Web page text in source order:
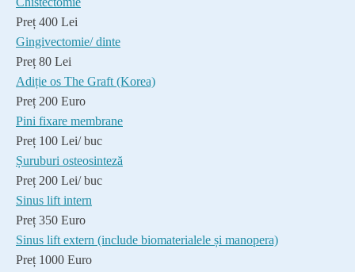
Preț 400 Lei
Gingivectomie/ dinte
Preț 80 Lei
Adiție os The Graft (Korea)
Preț 200 Euro
Pini fixare membrane
Preț 100 Lei/ buc
Șuruburi osteosinteză
Preț 200 Lei/ buc
Sinus lift intern
Preț 350 Euro
Sinus lift extern (include biomaterialele și manopera)
Preț 1000 Euro